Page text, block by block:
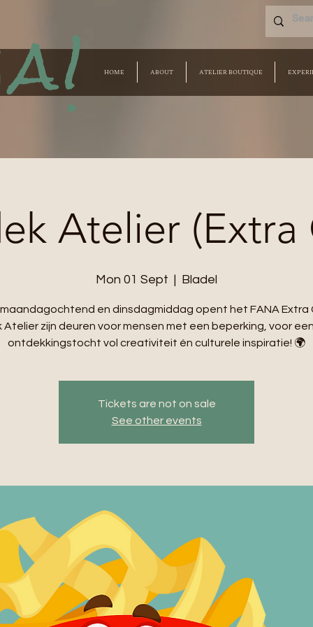
HOME ABOUT ATELIER BOUTIQUE
Atelier (Extra
Mon 01 Sept
  |
Bladel
maandagochtend en dinsdagmiddag opent het FANA Extra
zijn deuren voor mensen met een beperking, voor
ontdekkingstocht vol creativiteit én culturele inspiratie! 🌍
Tickets are not on sale
See other events